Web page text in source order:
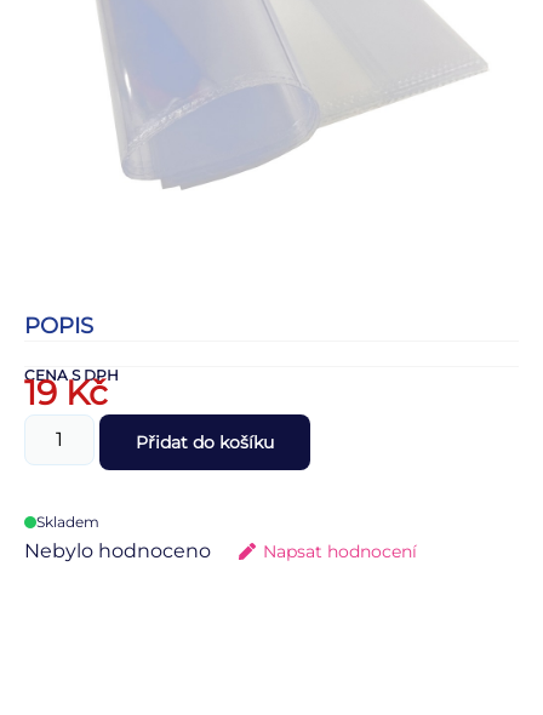
POPIS
CENA S DPH
19Kč
Přidat do košíku
Skladem
Nebylo hodnoceno Napsat hodnocení